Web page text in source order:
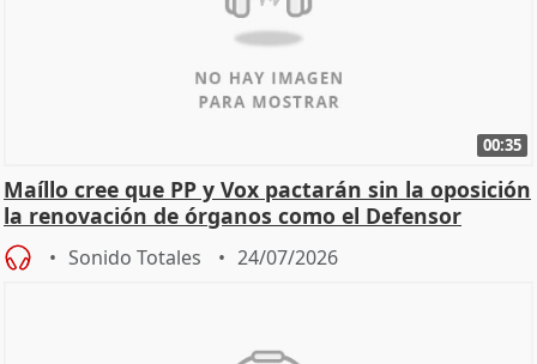
00:35
Maíllo cree que PP y Vox pactarán sin la oposición
la renovación de órganos como el Defensor
Sonido Totales 24/07/2026